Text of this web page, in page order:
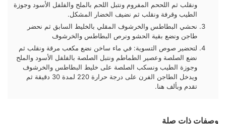
ونقلب ثم اللححم المفروم ونتبل اللحم بالملح والفلفل الأسود وجوزة
الطيب وقرفة ونقلب ثم نضيف الخضار المشكل.
نحشي البطاطس والخرشوف المقلي بالخليط السابق ثم نحضر
طاجن ونضع بقية الحشو ونرص البطاطس والخرشوف
لتحضير صوص التسوية: في ماء ساخن نضع مكعب مرقة ونقلب ثم
نضع الصلصة وعصير الطماطم ونتبل الصلصة بالفلفل الأسود والملح
وجوزة الطيب ونسكب الصلصة على خليط البطاطس والخرشوف
ويدخل الطاجن الفرن على درجة حرارة 220 لمدة 30 دقيقة ثم
تقدم وبألف هنا.
وصفات ذات صلة